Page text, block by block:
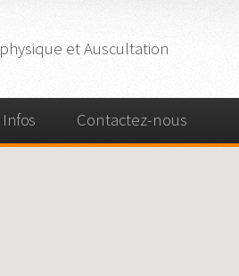
et Auscultation
Infos Contactez-nous